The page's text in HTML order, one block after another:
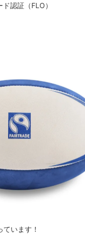
認証（FLO）
います！